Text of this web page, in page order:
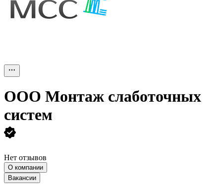
ООО Монтаж слаботочных
систем
Нет отзывов
О компании
Вакансии